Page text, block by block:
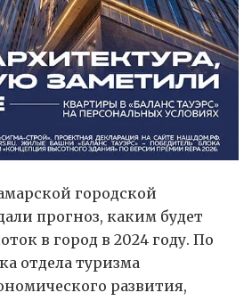
городской
прогноз, каким будет
в город в 2024 году. По
отдела туризма
развития,